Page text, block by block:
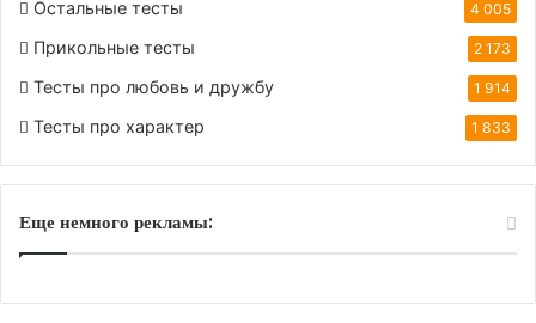
Остальные тесты 4 005
Прикольные тесты 2 173
Тесты про любовь и дружбу 1 914
Тесты про характер 1 833
Еще немного рекламы: